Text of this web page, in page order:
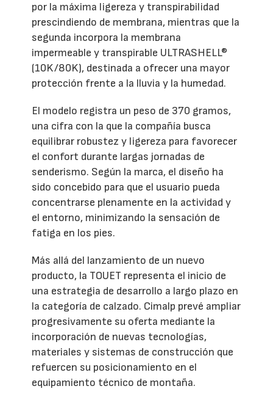
por la máxima ligereza y transpirabilidad
prescindiendo de membrana, mientras que la
segunda incorpora la membrana
impermeable y transpirable ULTRASHELL®
(10K/80K), destinada a ofrecer una mayor
protección frente a la lluvia y la humedad.
El modelo registra un peso de 370 gramos,
una cifra con la que la compañía busca
equilibrar robustez y ligereza para favorecer
el confort durante largas jornadas de
senderismo. Según la marca, el diseño ha
sido concebido para que el usuario pueda
concentrarse plenamente en la actividad y
el entorno, minimizando la sensación de
fatiga en los pies.
Más allá del lanzamiento de un nuevo
producto, la TOUET representa el inicio de
una estrategia de desarrollo a largo plazo en
la categoría de calzado. Cimalp prevé ampliar
progresivamente su oferta mediante la
incorporación de nuevas tecnologías,
materiales y sistemas de construcción que
refuercen su posicionamiento en el
equipamiento técnico de montaña.